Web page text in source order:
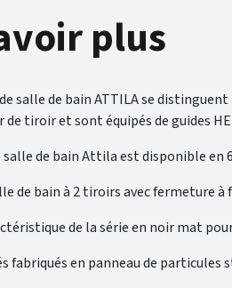
plus
salle de bain ATTILA se
de tiroir et sont équipés de guides
salle de bain Attila est disponible en
de bain à 2 tiroirs avec fermeture
de la série en noir mat
fabriqués en panneau de particules